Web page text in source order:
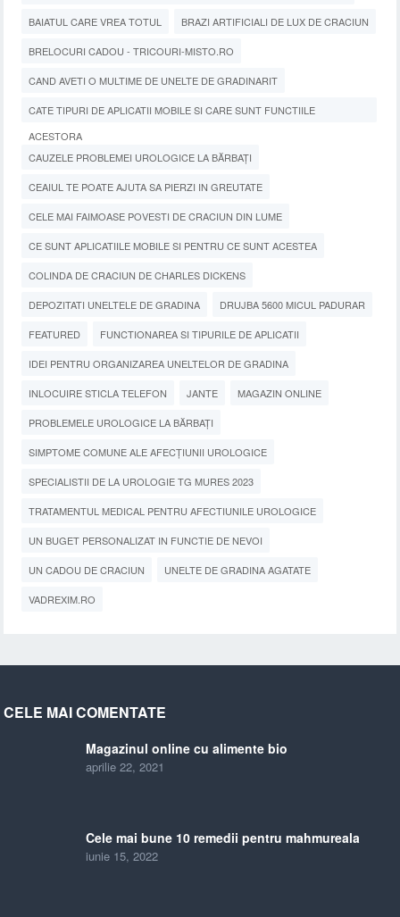
BAIATUL CARE VREA TOTUL BRAZI ARTIFICIALI DE LUX DE CRACIUN
BRELOCURI CADOU - TRICOURI-MISTO.RO
CAND AVETI O MULTIME DE UNELTE DE GRADINARIT
CATE TIPURI DE APLICATII MOBILE SI CARE SUNT FUNCTIILE
ACESTORA
CAUZELE PROBLEMEI UROLOGICE LA BĂRBAȚI
CEAIUL TE POATE AJUTA SA PIERZI IN GREUTATE
CELE MAI FAIMOASE POVESTI DE CRACIUN DIN LUME
CE SUNT APLICATIILE MOBILE SI PENTRU CE SUNT ACESTEA
COLINDA DE CRACIUN DE CHARLES DICKENS
DEPOZITATI UNELTELE DE GRADINA DRUJBA 5600 MICUL PADURAR
FEATURED FUNCTIONAREA SI TIPURILE DE APLICATII
IDEI PENTRU ORGANIZAREA UNELTELOR DE GRADINA
INLOCUIRE STICLA TELEFON JANTE MAGAZIN ONLINE
PROBLEMELE UROLOGICE LA BĂRBAȚI
SIMPTOME COMUNE ALE AFECȚIUNII UROLOGICE
SPECIALISTII DE LA UROLOGIE TG MURES 2023
TRATAMENTUL MEDICAL PENTRU AFECTIUNILE UROLOGICE
UN BUGET PERSONALIZAT IN FUNCTIE DE NEVOI
UN CADOU DE CRACIUN UNELTE DE GRADINA AGATATE
VADREXIM.RO
CELE MAI COMENTATE
Magazinul online cu alimente bio
aprilie 22, 2021
Cele mai bune 10 remedii pentru mahmureala
iunie 15, 2022